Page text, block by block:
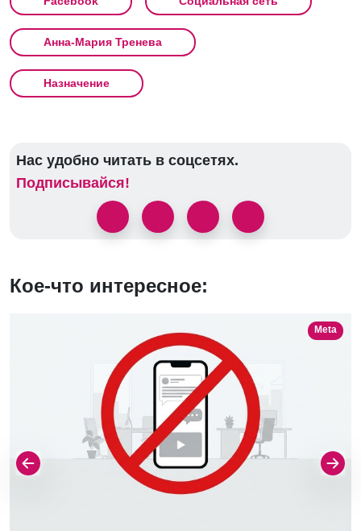
Анна-Мария Тренева
Назначение
Нас удобно читать в соцсетях.
Подписывайся!
Кое-что интересное:
Meta